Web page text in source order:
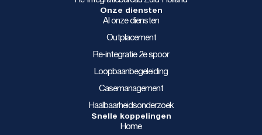
Onze diensten
Al onze diensten
Outplacement
Re-integratie 2e spoor
Loopbaanbegeleiding
Casemanagement
Haalbaarheidsonderzoek
Snelle koppelingen
Home